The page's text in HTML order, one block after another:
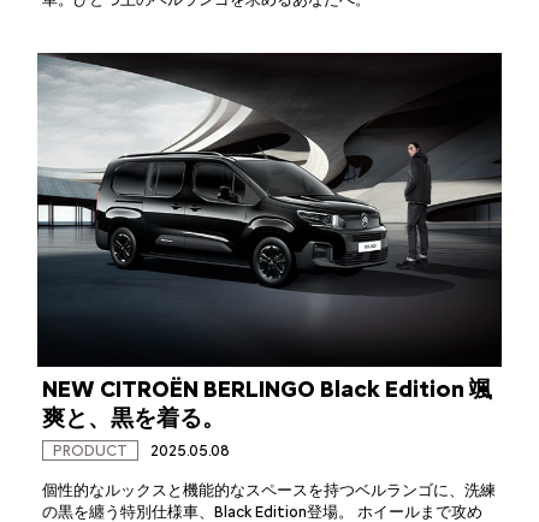
NEW CITROËN BERLINGO Black Edition 颯
爽と、黒を着る。
PRODUCT 2025.05.08
個性的なルックスと機能的なスペースを持つ​ベルランゴに、洗練
の黒を纏う特別仕様車、​Black Edition登場。 ホイールまで攻め